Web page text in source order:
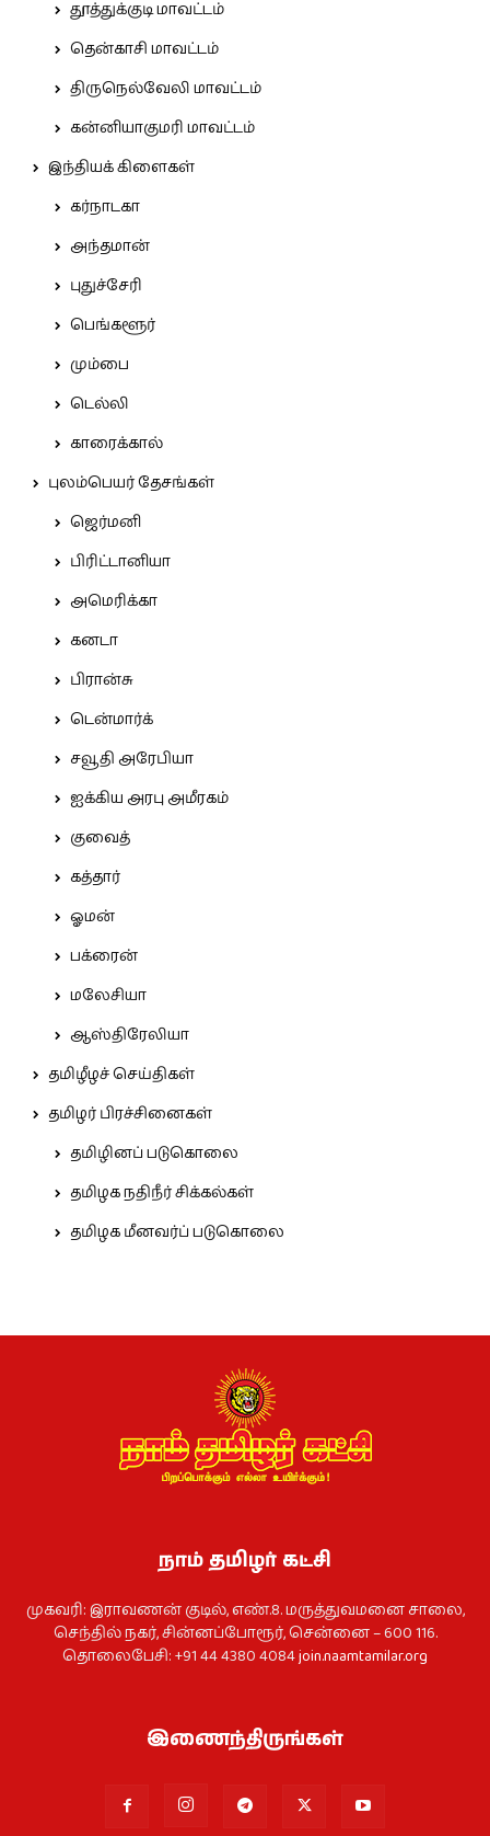
தூத்துக்குடி மாவட்டம்
தென்காசி மாவட்டம்
திருநெல்வேலி மாவட்டம்
கன்னியாகுமரி மாவட்டம்
இந்தியக் கிளைகள்
கர்நாடகா
அந்தமான்
புதுச்சேரி
பெங்களூர்
மும்பை
டெல்லி
காரைக்கால்
புலம்பெயர் தேசங்கள்
ஜெர்மனி
பிரிட்டானியா
அமெரிக்கா
கனடா
பிரான்சு
டென்மார்க்
சவூதி அரேபியா
ஐக்கிய அரபு அமீரகம்
குவைத்
கத்தார்
ஓமன்
பக்ரைன்
மலேசியா
ஆஸ்திரேலியா
தமிழீழச் செய்திகள்
தமிழர் பிரச்சினைகள்
தமிழினப் படுகொலை
தமிழக நதிநீர் சிக்கல்கள்
தமிழக மீனவர்ப் படுகொலை
நாம் தமிழர் கட்சி
முகவரி: இராவணன் குடில், எண்.8. மருத்துவமனை சாலை,
செந்தில் நகர், சின்னப்போரூர், சென்னை – 600 116.
தொலைபேசி: +91 44 4380 4084join.naamtamilar.org
இணைந்திருங்கள்